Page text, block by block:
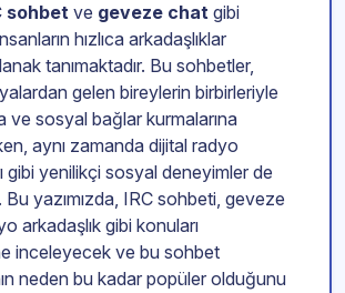
sohbetve geveze chat gibi
hızlıca arkadaşlıklar
tanımaktadır. Bu sohbetler,
gelen bireylerin birbirleriyle
ve sosyal bağlar kurmalarına
aynı zamanda dijital radyo
gibi yenilikçi sosyal deneyimler de
Bu yazımızda, IRC sohbeti, geveze
arkadaşlık gibi konuları
inceleyecek ve bu sohbet
neden bu kadar popüler olduğunu